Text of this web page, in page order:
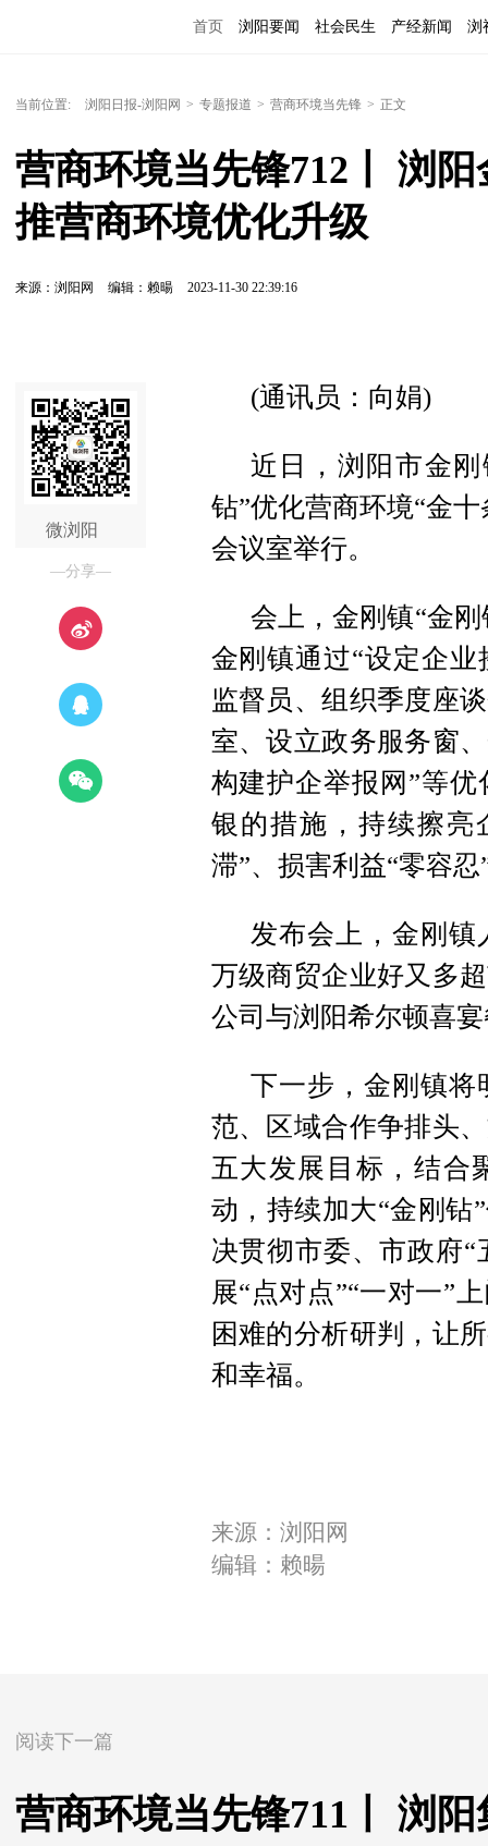
首页 浏阳要闻 社会民生 产经新闻 浏
当前位置: 浏阳日报-浏阳网 > 专题报道 > 营商环境当先锋 > 正文
营商环境当先锋712丨 浏
推营商环境优化升级
来源：浏阳网 编辑：赖暘 2023-11-30 22:39:16
微浏阳
—分享—
(通讯员：向娟)
近日，浏阳市金
钻”优化营商环境“金
会议室举行。
会上，金刚镇“金
金刚镇通过“设定企
监督员、组织季度座
室、设立政务服务窗
构建护企举报网”等
银的措施，持续擦亮
滞”、损害利益“零容
发布会上，金刚
万级商贸企业好又多
公司与浏阳希尔顿喜
下一步，金刚镇将
范、区域合作争排头
五大发展目标，结合
动，持续加大“金刚钻
决贯彻市委、市政府“
展“点对点”“一对一”
困难的分析研判，让
和幸福。
来源：浏阳网
编辑：赖暘
阅读下一篇
营商环境当先锋711丨 浏